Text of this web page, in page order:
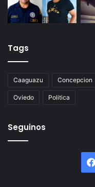
Tags
Caaguazu Concepcion
Oviedo Politica
Seguinos